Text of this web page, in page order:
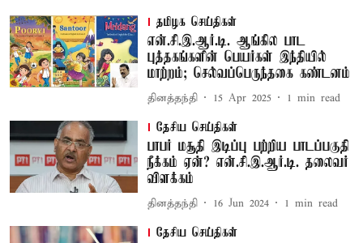
தமிழக செய்திகள்
என்.சி.இ.ஆர்.டி. ஆங்கில பாட
புத்தகங்களின் பெயர்கள் இந்தியில்
மாற்றம்; செல்வப்பெருந்தகை கண்டனம்
தினத்தந்தி 15 Apr 2025 1 min read
தேசிய செய்திகள்
பாபர் மசூதி இடிப்பு பற்றிய பாடப்பகுதி
நீக்கம் ஏன்? என்.சி.இ.ஆர்.டி. தலைவர்
விளக்கம்
தினத்தந்தி 16 Jun 2024 1 min read
தேசிய செய்திகள்